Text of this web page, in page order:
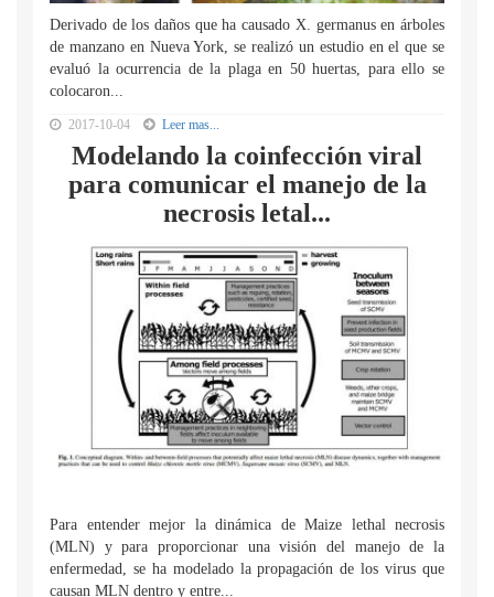
Derivado de los daños que ha causado X. germanus en árboles
de manzano en Nueva York, se realizó un estudio en el que se
evaluó la ocurrencia de la plaga en 50 huertas, para ello se
colocaron...
2017-10-04 Leer mas...
Modelando la coinfección viral
para comunicar el manejo de la
necrosis letal...
Para entender mejor la dinámica de Maize lethal necrosis
(MLN) y para proporcionar una visión del manejo de la
enfermedad, se ha modelado la propagación de los virus que
causan MLN dentro y entre...